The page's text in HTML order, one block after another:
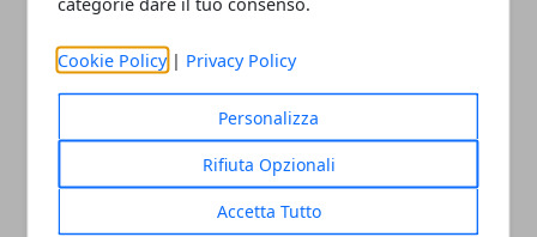
Cookie Policy | Privacy Policy
Personalizza
Rifiuta Opzionali
Accetta Tutto